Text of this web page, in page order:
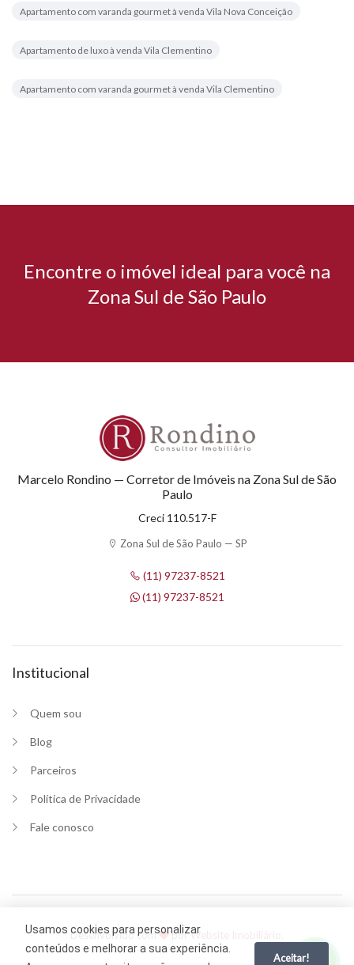
Apartamento com varanda gourmet à venda Vila Nova Conceição
Apartamento de luxo à venda Vila Clementino
Apartamento com varanda gourmet à venda Vila Clementino
Encontre o imóvel ideal para você na
Zona Sul de São Paulo
Marcelo Rondino — Corretor de Imóveis na Zona Sul de São
Paulo
Creci 110.517-F
Zona Sul de São Paulo — SP
(11) 97237-8521
(11) 97237-8521
Institucional
Quem sou
Blog
Parceiros
Política de Privacidade
Fale conosco
Desenvolvido com porWebsite Imobiliário
Usamos cookies para personalizar
conteúdos e melhorar a sua experiência.
Aceitar!